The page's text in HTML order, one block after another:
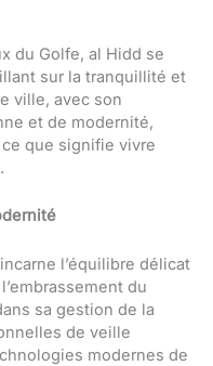
du Golfe, al Hidd se
sur la tranquillité et
ville, avec son
et de modernité,
que signifie vivre
l’équilibre délicat
du
sa gestion de la
de veille
modernes de